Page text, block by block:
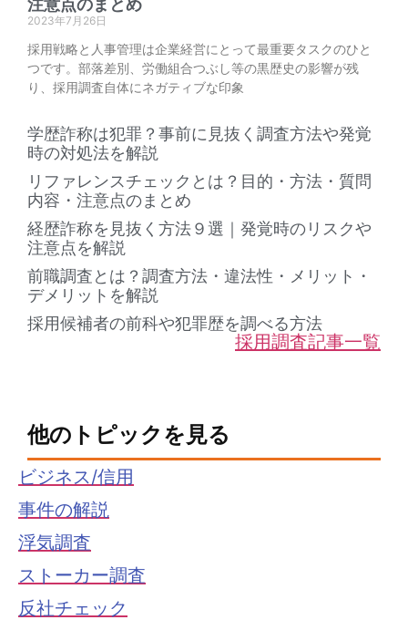
注意点のまとめ
2023年7月26日
採用戦略と人事管理は企業経営にとって最重要タスクのひと
つです。部落差別、労働組合つぶし等の黒歴史の影響が残
り、採用調査自体にネガティブな印象
学歴詐称は犯罪？事前に見抜く調査方法や発覚
時の対処法を解説
リファレンスチェックとは？目的・方法・質問
内容・注意点のまとめ
経歴詐称を見抜く方法９選｜発覚時のリスクや
注意点を解説
前職調査とは？調査方法・違法性・メリット・
デメリットを解説
採用候補者の前科や犯罪歴を調べる方法
採用調査記事一覧
他のトピックを見る
ビジネス/信用
事件の解説
浮気調査
ストーカー調査
反社チェック